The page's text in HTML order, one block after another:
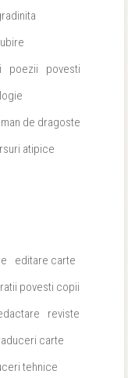
poezii
povesti
de dragoste
atipice
editare carte
povesti copii
reviste
carte
tehnice